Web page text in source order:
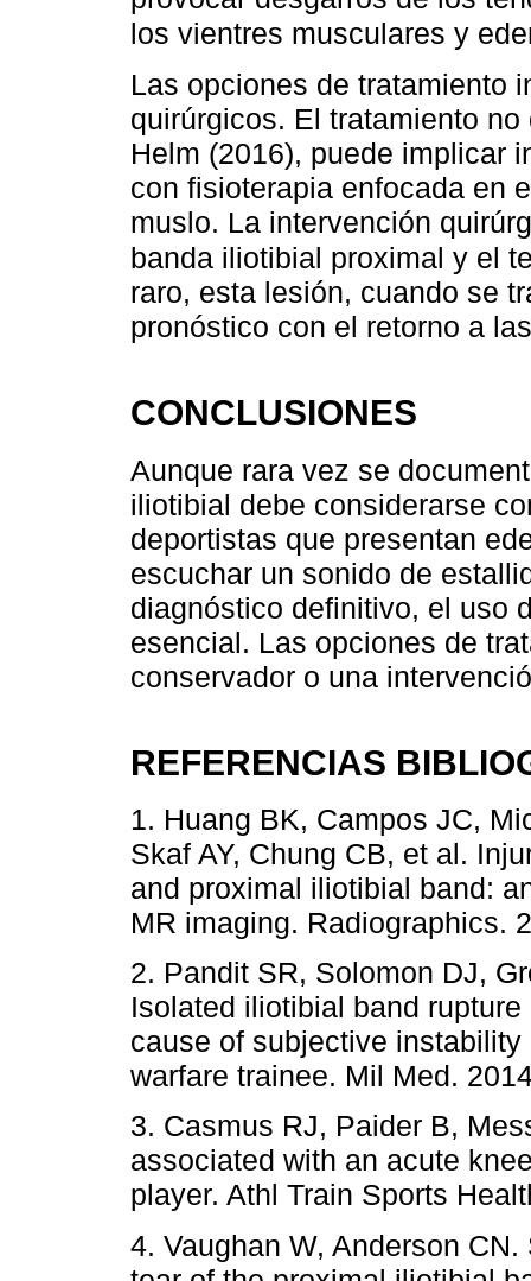
los vientres musculares y
Las opciones de tratamiento
quirúrgicos. El tratamiento
Helm (2016), puede implicar
con fisioterapia enfocada en
muslo. La intervención
banda iliotibial proximal y el
raro, esta lesión, cuando se
pronóstico con el retorno a
CONCLUSIONES
Aunque rara vez se
iliotibial debe considerarse
deportistas que presentan
escuchar un sonido de
diagnóstico definitivo, el uso
esencial. Las opciones de
conservador o una
REFERENCIAS
1. Huang BK, Campos JC,
Skaf AY, Chung CB, et al.
and proximal iliotibial band:
MR imaging. Radiographics.
2. Pandit SR, Solomon DJ,
Isolated iliotibial band
cause of subjective
warfare trainee. Mil Med.
3. Casmus RJ, Paider B,
associated with an acute
player. Athl Train Sports
4. Vaughan W, Anderson